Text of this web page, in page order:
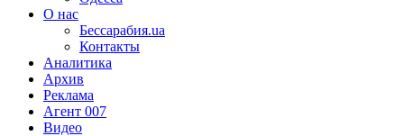
О нас
Бессарабия.ua
Контакты
Аналитика
Архив
Реклама
Агент 007
Видео